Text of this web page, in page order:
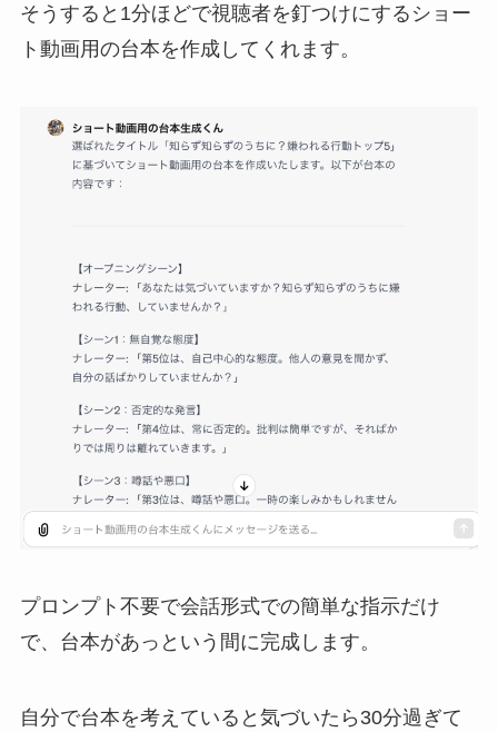
そうすると1分ほどで視聴者を釘つけにするショー
ト動画用の台本を作成してくれます。
プロンプト不要で会話形式での簡単な指示だけ
で、台本があっという間に完成します。
自分で台本を考えていると気づいたら30分過ぎて